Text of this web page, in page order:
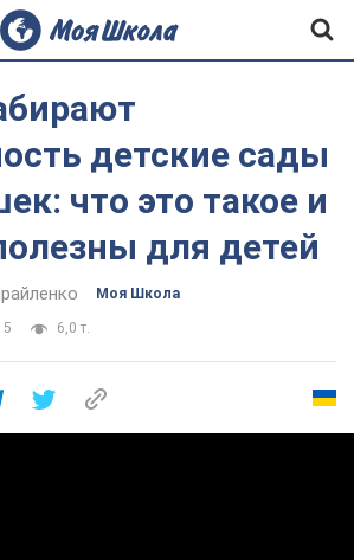
детские сады
что это такое и
для детей
Моя Школа
6,0 т.